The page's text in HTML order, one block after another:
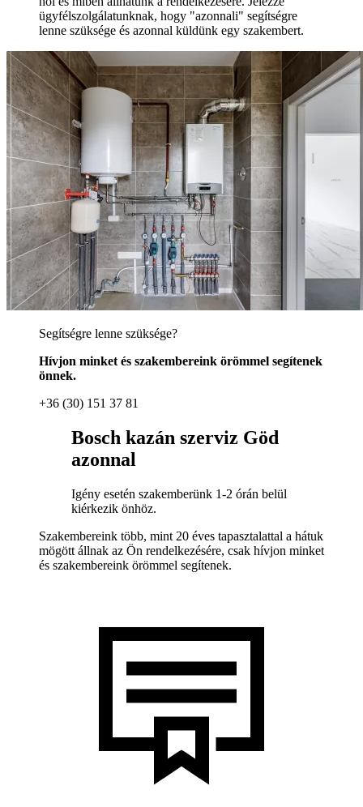
ügyfélszolgálatunknak, hogy "azonnali" segítségre
lenne szüksége és azonnal küldünk egy szakembert.
Segítségre lenne szüksége?
Hívjon minket és szakembereink örömmel segítenek
önnek.
+36 (30) 151 37 81
Bosch kazán szerviz Göd
azonnal
Igény esetén szakemberünk 1-2 órán belül
kiérkezik önhöz.
Szakembereink több, mint 20 éves tapasztalattal a hátuk
mögött állnak az Ön rendelkezésére, csak hívjon minket
és szakembereink örömmel segítenek.